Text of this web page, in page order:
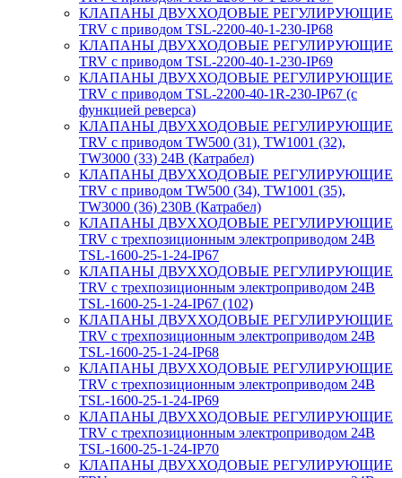
КЛАПАНЫ ДВУХХОДОВЫЕ РЕГУЛИРУЮЩИЕ
TRV с приводом TSL-2200-40-1-230-IP68
КЛАПАНЫ ДВУХХОДОВЫЕ РЕГУЛИРУЮЩИЕ
TRV с приводом TSL-2200-40-1-230-IP69
КЛАПАНЫ ДВУХХОДОВЫЕ РЕГУЛИРУЮЩИЕ
TRV с приводом TSL-2200-40-1R-230-IP67 (с
функцией реверса)
КЛАПАНЫ ДВУХХОДОВЫЕ РЕГУЛИРУЮЩИЕ
TRV с приводом TW500 (31), TW1001 (32),
TW3000 (33) 24В (Катрабел)
КЛАПАНЫ ДВУХХОДОВЫЕ РЕГУЛИРУЮЩИЕ
TRV с приводом TW500 (34), TW1001 (35),
TW3000 (36) 230В (Катрабел)
КЛАПАНЫ ДВУХХОДОВЫЕ РЕГУЛИРУЮЩИЕ
TRV с трехпозиционным электроприводом 24В
TSL-1600-25-1-24-IP67
КЛАПАНЫ ДВУХХОДОВЫЕ РЕГУЛИРУЮЩИЕ
TRV с трехпозиционным электроприводом 24В
TSL-1600-25-1-24-IP67 (102)
КЛАПАНЫ ДВУХХОДОВЫЕ РЕГУЛИРУЮЩИЕ
TRV с трехпозиционным электроприводом 24В
TSL-1600-25-1-24-IP68
КЛАПАНЫ ДВУХХОДОВЫЕ РЕГУЛИРУЮЩИЕ
TRV с трехпозиционным электроприводом 24В
TSL-1600-25-1-24-IP69
КЛАПАНЫ ДВУХХОДОВЫЕ РЕГУЛИРУЮЩИЕ
TRV с трехпозиционным электроприводом 24В
TSL-1600-25-1-24-IP70
КЛАПАНЫ ДВУХХОДОВЫЕ РЕГУЛИРУЮЩИЕ